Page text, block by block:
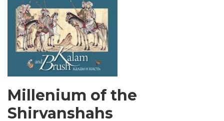
Millenium of the
Shirvanshahs